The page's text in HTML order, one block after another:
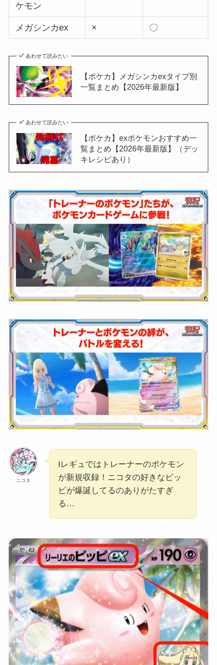
ケモン
メガシンカex × 〇
あわせて読みたい
【ポケカ】メガシンカexタイプ別
一覧まとめ【2026年最新版】
あわせて読みたい
【ポケカ】exポケモンおすすめ一
覧まとめ【2026年最新版】（デッ
キレシピあり）
ニコタ
Iレギュではトレーナーのポケモン
が新規収録！ニコタの好きなピッ
ピが爆誕してるのありがたすぎ
る…